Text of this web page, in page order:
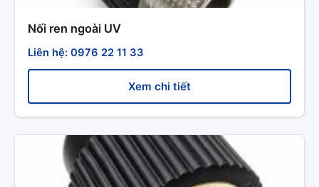
Nối ren ngoài UV
Liên hệ: 0976 22 11 33
Xem chi tiết